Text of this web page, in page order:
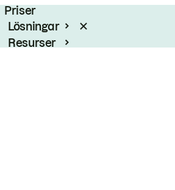
Priser
Lösningar
Resurser